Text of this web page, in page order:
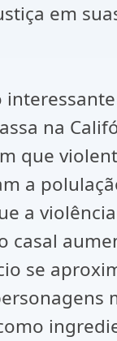
em
na
que
a
a
casal
se